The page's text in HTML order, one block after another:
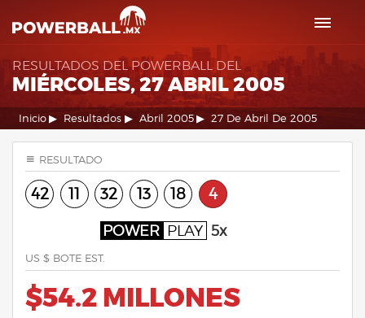
RESULTADOS DEL POWERBALL DEL
MIÉRCOLES, 27 ABRIL 2005
Inicio Resultados Abril 2005 27 De Abril De 2005
RESULTADO
42 11 32 13 18 4
POWER PLAY 5x
US $ BOTE EST.
$54.2 MILLONES